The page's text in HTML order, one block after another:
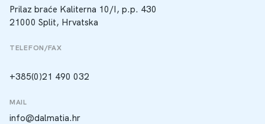
Prilaz braće Kaliterna 10/I, p.p. 430
21000 Split, Hrvatska
TELEFON/FAX
+385(0)21 490 032
MAIL
info@dalmatia.hr